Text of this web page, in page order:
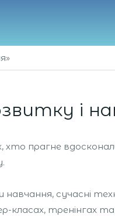
і
прагне
сучасні
тренінгах та